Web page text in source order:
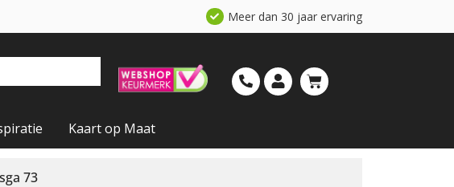
Meer dan 30 jaar ervaring
Kaart op Maat
73